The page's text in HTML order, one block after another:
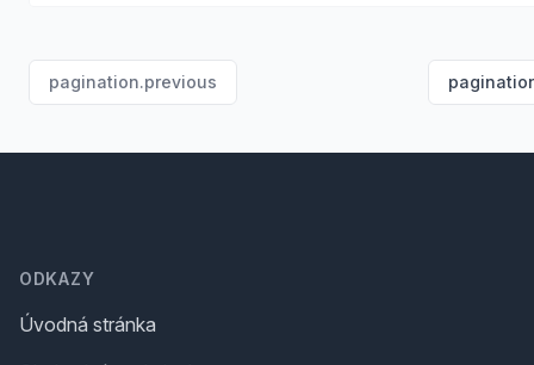
pagination.previous
ODKAZY
Úvodná stránka